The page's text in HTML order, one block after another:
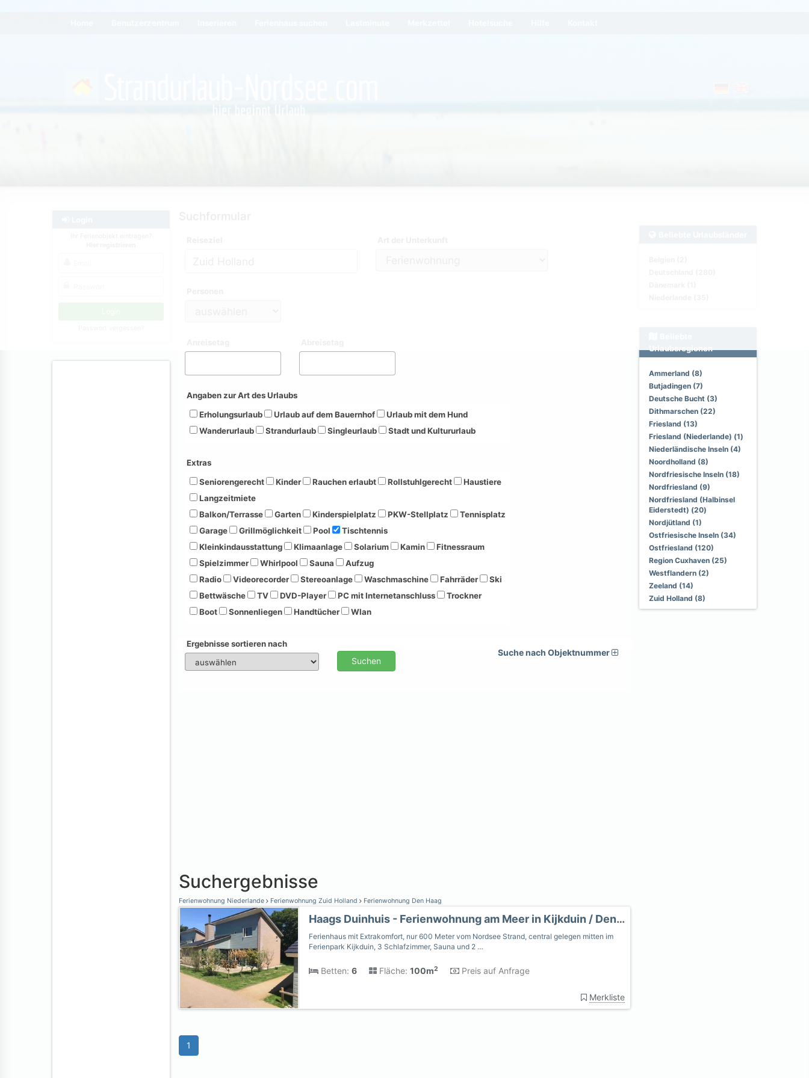
Angaben zur Art des Urlaubs
Erholungsurlaub
Urlaub auf dem Bauernhof
Urlaub mit dem Hund
Wanderurlaub
Strandurlaub Singleurlaub Stadt und Kultururlaub
Extras
Seniorengerecht
Kinder Rauchen erlaubt Rollstuhlgerecht
Haustiere
Langzeitmiete
Balkon/Terrasse
Garten Kinderspielplatz PKW-Stellplatz
Tennisplatz
Garage
Grillmöglichkeit Pool
Tischtennis
Kleinkindausstattung
Klimaanlage Solarium Kamin
Fitnessraum
Spielzimmer
Whirlpool Sauna
Aufzug
Radio
Videorecorder Stereoanlage Waschmaschine Fahrräder
Ski
Bettwäsche
TV DVD-Player PC mit Internetanschluss
Trockner
Boot
Sonnenliegen Handtücher Wlan
Ergebnisse sortieren nach
Suchen
Suche nach Objektnummer
Suchergebnisse
Ferienwohnung Niederlande Ferienwohnung Zuid Holland Ferienwohnung Den Haag
Haags Duinhuis - Ferienwohnung am Meer in Kijkduin / Den Haa
Ferienhaus mit Extrakomfort, nur 600 Meter vom Nordsee Strand, central gelegen mitten im
Ferienpark Kijkduin, 3 Schlafzimmer, Sauna und 2 …
Betten: 6 Fläche: 100m2 Preis auf Anfrage
Merkliste
1
Urlaubsregionen
Ammerland (8)
Butjadingen (7)
Deutsche Bucht (3)
Dithmarschen (22)
Friesland (13)
Friesland (Niederlande) (1)
Niederländische Inseln (4)
Noordholland (8)
Nordfriesische Inseln (18)
Nordfriesland (9)
Nordfriesland (Halbinsel
Eiderstedt) (20)
Nordjütland (1)
Ostfriesische Inseln (34)
Ostfriesland (120)
Region Cuxhaven (25)
Westflandern (2)
Zeeland (14)
Zuid Holland (8)